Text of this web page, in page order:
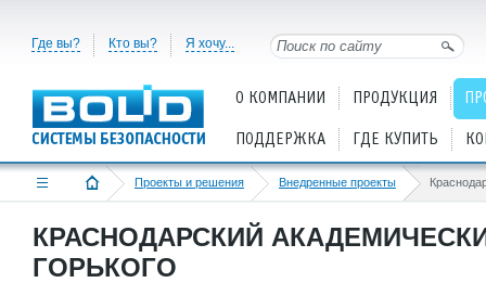
Где вы? Кто вы? Я хочу...
О КОМПАНИИ ПРОДУКЦИЯ
ПОДДЕРЖКА ГДЕ КУПИТЬ
Проекты и решения Внедренные проекты
КРАСНОДАРСКИЙ
ГОРЬКОГО